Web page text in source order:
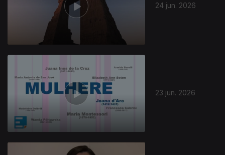
24 jun. 2026
23 jun. 2026